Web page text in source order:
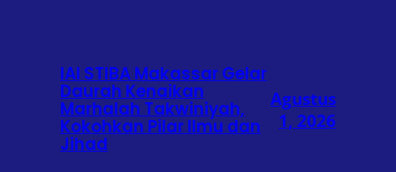
IAI STIBA Makassar Gelar
Daurah Kenaikan
Marhalah Takwiniyah,
Kokohkan Pilar Ilmu dan
Jihad
Agustus
1, 2026